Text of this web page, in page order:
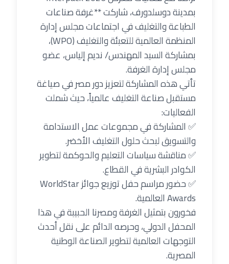
بمدينة دوسلدورف، شاركت **غرفة صناعات
الطباعة والتغليف في اجتماعات مجلس إدارة
المنظمة العالمية للتعبئة والتغليف (WPO)،
بمشاركة السيد المهندس/ نديم إلياس، عضو
مجلس إدارة الغرفة.
تأتي هذه المشاركة لتعزيز دور مصر في صياغة
مستقبل صناعة التغليف عالمياً، حيث شملت
الفعاليات:
✅ المشاركة في مجموعات عمل الاستدامة
والتسويق لبحث حلول التغليف الأخضر.
✅ مناقشة سياسات التعليم والحوكمة لتطوير
الكوادر البشرية في القطاع.
✅ حضور مراسم حفل توزيع جوائز WorldStar
Awards العالمية.
فخورون بتمثيل الغرفة ومصرنا الحبيبة في هذا
المحفل الدولي، وحرصه الدائم على نقل أحدث
التوجهات العالمية لتطوير الصناعة الوطنية
المصرية.